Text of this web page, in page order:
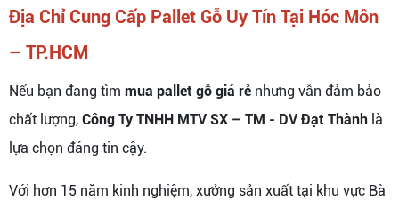
Địa Chỉ Cung Cấp Pallet Gỗ Uy Tín Tại Hóc Môn
– TP.HCM
Nếu bạn đang tìm mua pallet gỗ giá rẻ nhưng vẫn đảm bảo
chất lượng, Công Ty TNHH MTV SX – TM - DV Đạt Thành là
lựa chọn đáng tin cậy.
Với hơn 15 năm kinh nghiệm, xưởng sản xuất tại khu vực Bà